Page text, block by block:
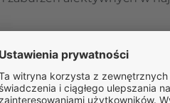
znaczenie mają również
takich jak serotonina,
modele wykraczają poza